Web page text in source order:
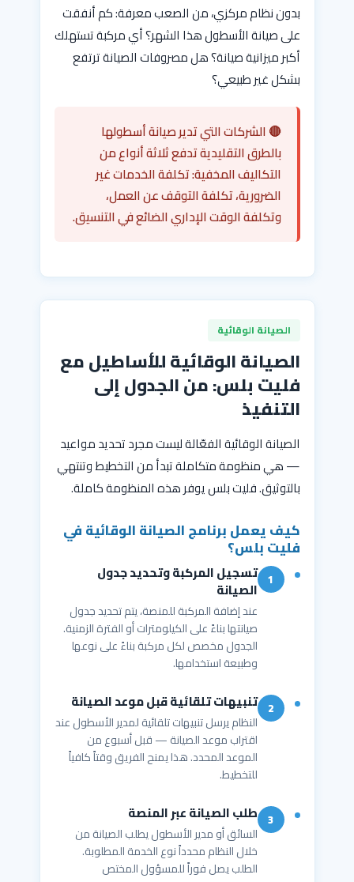
بدون نظام مركزي، من الصعب معرفة: كم أنفقت
على صيانة الأسطول هذا الشهر؟ أي مركبة تستهلك
أكبر ميزانية صيانة؟ هل مصروفات الصيانة ترتفع
بشكل غير طبيعي؟
🔴 الشركات التي تدير صيانة أسطولها
بالطرق التقليدية تدفع ثلاثة أنواع من
التكاليف المخفية: تكلفة الخدمات غير
الضرورية، تكلفة التوقف عن العمل،
وتكلفة الوقت الإداري الضائع في التنسيق.
الصيانة الوقائية
الصيانة الوقائية للأساطيل مع
فليت بلس: من الجدول إلى
التنفيذ
الصيانة الوقائية الفعّالة ليست مجرد تحديد مواعيد
— هي منظومة متكاملة تبدأ من التخطيط وتنتهي
بالتوثيق. فليت بلس يوفر هذه المنظومة كاملة.
كيف يعمل برنامج الصيانة الوقائية في
فليت بلس؟
1 تسجيل المركبة وتحديد جدول
الصيانة
عند إضافة المركبة للمنصة، يتم تحديد جدول
صيانتها بناءً على الكيلومترات أو الفترة الزمنية.
الجدول مخصص لكل مركبة بناءً على نوعها
وطبيعة استخدامها.
2 تنبيهات تلقائية قبل موعد الصيانة
النظام يرسل تنبيهات تلقائية لمدير الأسطول عند
اقتراب موعد الصيانة — قبل أسبوع من
الموعد المحدد. هذا يمنح الفريق وقتاً كافياً
للتخطيط.
3 طلب الصيانة عبر المنصة
السائق أو مدير الأسطول يطلب الصيانة من
خلال النظام محدداً نوع الخدمة المطلوبة.
الطلب يصل فوراً للمسؤول المختص